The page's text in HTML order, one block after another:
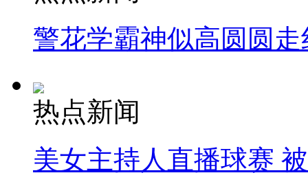
警花学霸神似高圆圆走
热点新闻
美女主持人直播球赛